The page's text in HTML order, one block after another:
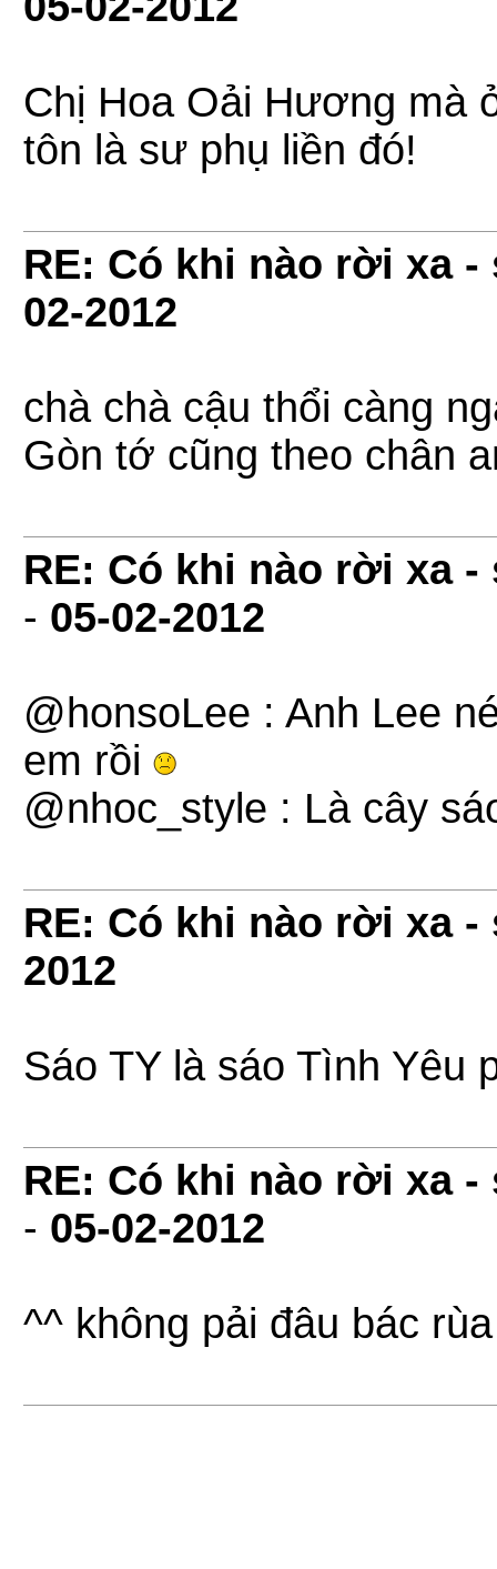
Chị Hoa Oải Hương mà
tôn là sư phụ liền đó!
RE: Có khi nào rời xa -
02-2012
chà chà cậu thổi càng
Gòn tớ cũng theo chân
RE: Có khi nào rời xa -
- 05-02-2012
@honsoLee : Anh Lee
em rồi
@nhoc_style : Là cây
RE: Có khi nào rời xa -
2012
Sáo TY là sáo Tình Yêu
RE: Có khi nào rời xa -
- 05-02-2012
^^ không pải đâu bác